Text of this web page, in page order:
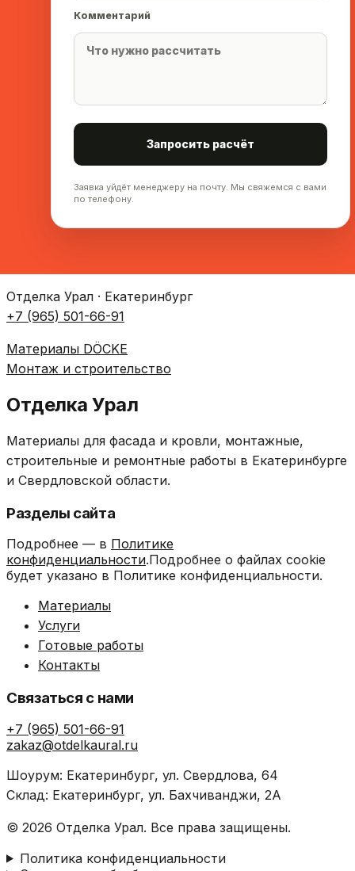
Комментарий
Запросить расчёт
Заявка уйдёт менеджеру на почту. Мы свяжемся с вами
по телефону.
Отделка Урал · Екатеринбург
+7 (965) 501-66-91
Материалы DÖCKE
Монтаж и строительство
Отделка Урал
Материалы для фасада и кровли, монтажные,
строительные и ремонтные работы в Екатеринбурге
и Свердловской области.
Разделы сайта
Подробнее — в Политике
конфиденциальности.Подробнее о файлах cookie
будет указано в Политике конфиденциальности.
Материалы
Услуги
Готовые работы
Контакты
Связаться с нами
+7 (965) 501-66-91
zakaz@otdelkaural.ru
Шоурум: Екатеринбург, ул. Свердлова, 64
Склад: Екатеринбург, ул. Бахчиванджи, 2А
© 2026 Отделка Урал. Все права защищены.
Политика конфиденциальности